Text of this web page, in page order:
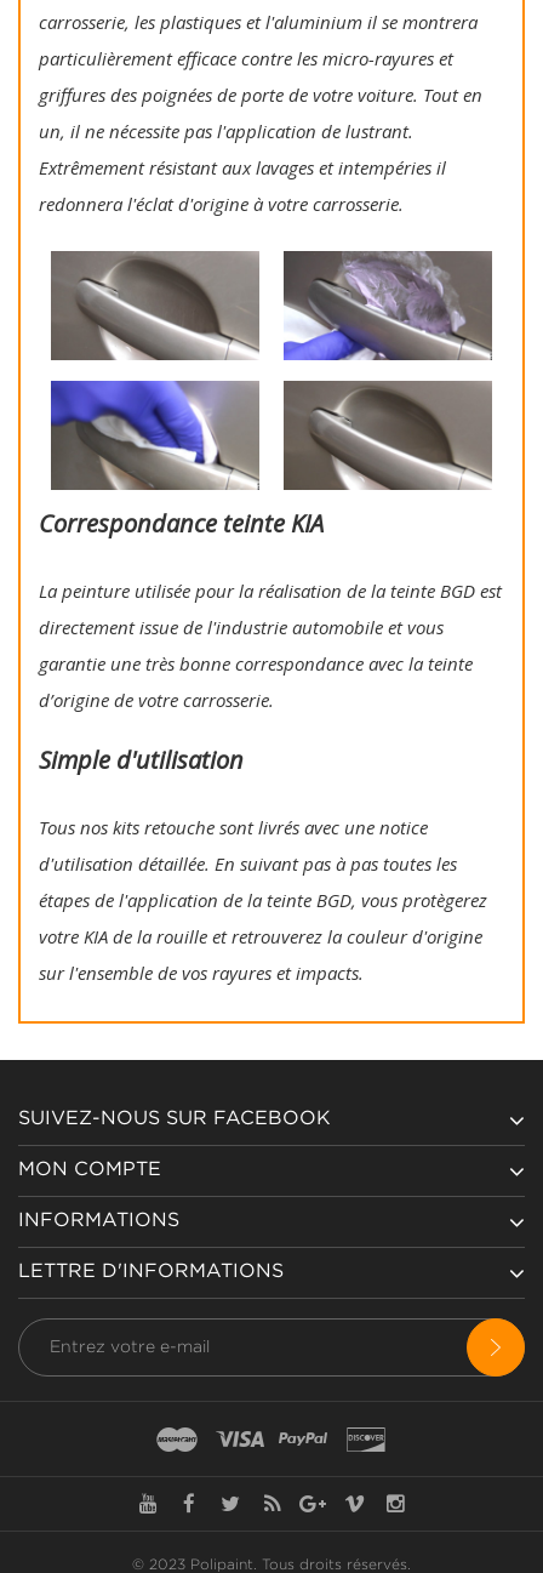
carrosserie, les plastiques et l'aluminium il se montrera
particulièrement efficace contre les micro-rayures et
griffures des poignées de porte de votre voiture. Tout en
un, il ne nécessite pas l'application de lustrant.
Extrêmement résistant aux lavages et intempéries il
redonnera l'éclat d'origine à votre carrosserie.
Correspondance teinte KIA
La peinture utilisée pour la réalisation de la teinte BGD est
directement issue de l'industrie automobile et vous
garantie une très bonne correspondance avec la teinte
d’origine de votre carrosserie.
Simple d'utilisation
Tous nos kits retouche sont livrés avec une notice
d'utilisation détaillée. En suivant pas à pas toutes les
étapes de l'application de la teinte BGD, vous protègerez
votre KIA de la rouille et retrouverez la couleur d'origine
sur l'ensemble de vos rayures et impacts.
SUIVEZ-NOUS SUR FACEBOOK
MON COMPTE
INFORMATIONS
LETTRE D'INFORMATIONS
© 2023 Polipaint. Tous droits réservés.